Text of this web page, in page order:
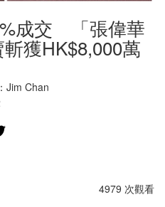
成交 「張偉華
獲HK$8,000萬
Jim Chan
4979 次觀看